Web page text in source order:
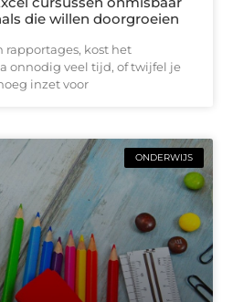
die willen doorgroeien
rapportages, kost het
onnodig veel tijd, of twijfel je
inzet voor
ONDERWIJS